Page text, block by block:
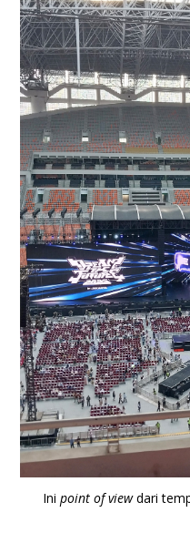
Ini point of viewdari